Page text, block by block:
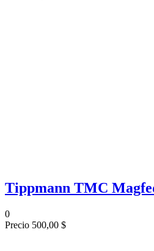
Tippmann TMC
0
Precio 500,00 $